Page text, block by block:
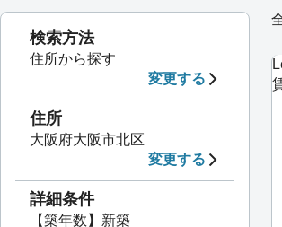
検索方法
住所から探す
変更する
住所
大阪府大阪市北区
変更する
詳細条件
【築年数】新築